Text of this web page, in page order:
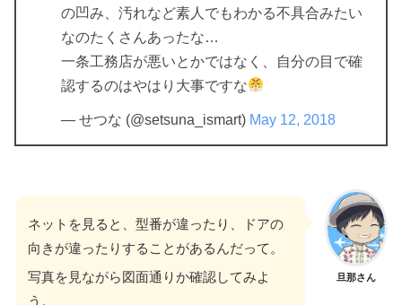
の凹み、汚れなど素人でもわかる不具合みたい
なのたくさんあったな…
一条工務店が悪いとかではなく、自分の目で確
認するのはやはり大事ですな
— せつな (@setsuna_ismart) May 12, 2018
旦那さん
ネットを見ると、型番が違ったり、ドアの
向きが違ったりすることがあるんだって。
写真を見ながら図面通りか確認してみよ
う。